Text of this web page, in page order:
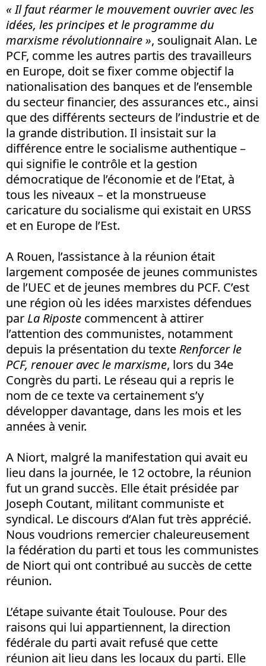
« Il faut réarmer le mouvement ouvrier avec les
idées, les principes et le programme du
marxisme révolutionnaire », soulignait Alan. Le
PCF, comme les autres partis des travailleurs
en Europe, doit se fixer comme objectif la
nationalisation des banques et de l’ensemble
du secteur financier, des assurances etc., ainsi
que des différents secteurs de l’industrie et de
la grande distribution. Il insistait sur la
différence entre le socialisme authentique –
qui signifie le contrôle et la gestion
démocratique de l’économie et de l’Etat, à
tous les niveaux – et la monstrueuse
caricature du socialisme qui existait en URSS
et en Europe de l’Est.
A Rouen, l’assistance à la réunion était
largement composée de jeunes communistes
de l’UEC et de jeunes membres du PCF. C’est
une région où les idées marxistes défendues
par La Riposte commencent à attirer
l’attention des communistes, notamment
depuis la présentation du texte Renforcer le
PCF, renouer avec le marxisme, lors du 34e
Congrès du parti. Le réseau qui a repris le
nom de ce texte va certainement s’y
développer davantage, dans les mois et les
années à venir.
A Niort, malgré la manifestation qui avait eu
lieu dans la journée, le 12 octobre, la réunion
fut un grand succès. Elle était présidée par
Joseph Coutant, militant communiste et
syndical. Le discours d’Alan fut très apprécié.
Nous voudrions remercier chaleureusement
la fédération du parti et tous les communistes
de Niort qui ont contribué au succès de cette
réunion.
L’étape suivante était Toulouse. Pour des
raisons qui lui appartiennent, la direction
fédérale du parti avait refusé que cette
réunion ait lieu dans les locaux du parti. Elle